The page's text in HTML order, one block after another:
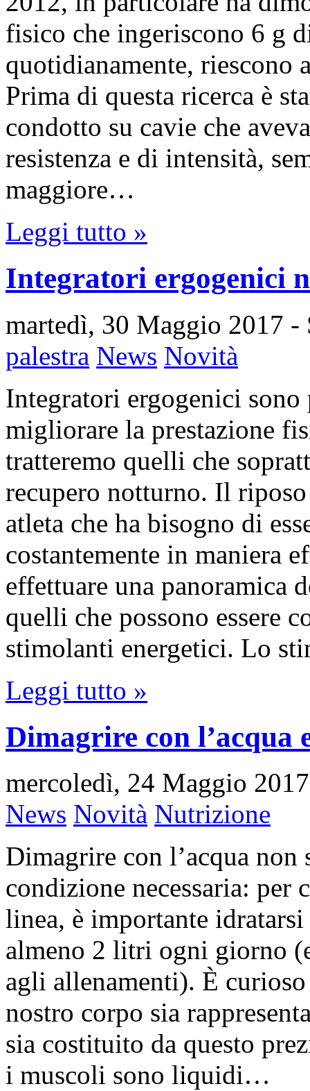
fisico che ingeriscono 6 g
quotidianamente, riescono
Prima di questa ricerca è
condotto su cavie che
resistenza e di intensità,
maggiore…
Leggi tutto »
Integratori ergogenici
martedì, 30 Maggio 2017 -
palestra News Novità
Integratori ergogenici
migliorare la prestazione
tratteremo quelli che
recupero notturno. Il
atleta che ha bisogno di
costantemente in maniera
effettuare una panoramica
quelli che possono essere
stimolanti energetici. Lo
Leggi tutto »
Dimagrire con l’acqua
mercoledì, 24 Maggio 2017
News Novità Nutrizione
Dimagrire con l’acqua non
condizione necessaria: per
linea, è importante
almeno 2 litri ogni giorno
agli allenamenti). È
nostro corpo sia
sia costituito da questo
i muscoli sono liquidi…